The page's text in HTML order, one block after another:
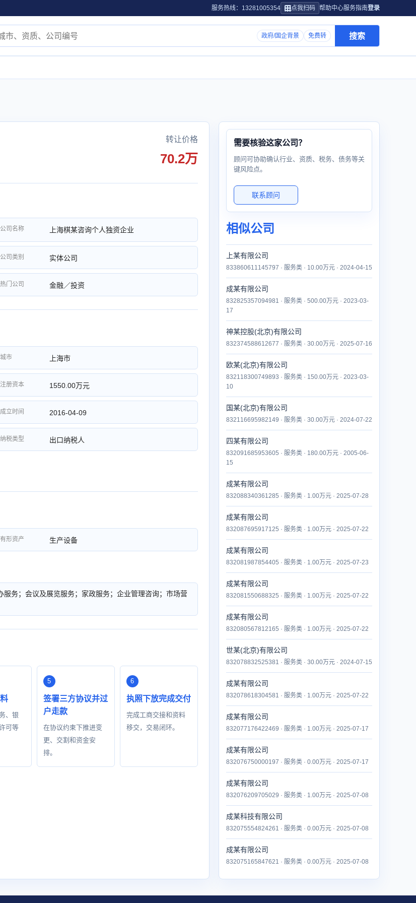
服务热线：13281005354 点我扫码 帮助中心服务指南登录
政府/国企背景 免费转 搜索
转让价格
70.2万
公司名称 上海棋某咨询个人独资企业
公司类别 实体公司
热门公司 金融／投资
城市 上海市
注册资本 1550.00万元
成立时间 2016-04-09
纳税类型 出口纳税人
有形资产 生产设备
务；会议及展览服务；家政服务；企业管理咨询；市场营
、银
可等
签署三方协议并过
户走款
在协议约束下推进变
更、交割和资金安
排。
执照下放完成交付
完成工商交接和资料
移交，交易闭环。
需要核验这家公司？
顾问可协助确认行业、资质、税务、债务等关
键风险点。
联系顾问
相似公司
上某有限公司
833860611145797 · 服务类 · 10.00万元 · 2024-04-15
成某有限公司
832825357094981 · 服务类 · 500.00万元 · 2023-03-
17
神某控股(北京)有限公司
832374588612677 · 服务类 · 30.00万元 · 2025-07-16
欧某(北京)有限公司
832118300749893 · 服务类 · 150.00万元 · 2023-03-
10
国某(北京)有限公司
832116695982149 · 服务类 · 30.00万元 · 2024-07-22
四某有限公司
832091685953605 · 服务类 · 180.00万元 · 2005-06-
15
成某有限公司
832088340361285 · 服务类 · 1.00万元 · 2025-07-28
成某有限公司
832087695917125 · 服务类 · 1.00万元 · 2025-07-22
成某有限公司
832081987854405 · 服务类 · 1.00万元 · 2025-07-23
成某有限公司
832081550688325 · 服务类 · 1.00万元 · 2025-07-22
成某有限公司
832080567812165 · 服务类 · 1.00万元 · 2025-07-22
世某(北京)有限公司
832078832525381 · 服务类 · 30.00万元 · 2024-07-15
成某有限公司
832078618304581 · 服务类 · 1.00万元 · 2025-07-22
成某有限公司
832077176422469 · 服务类 · 1.00万元 · 2025-07-17
成某有限公司
832076750000197 · 服务类 · 0.00万元 · 2025-07-17
成某有限公司
832076209705029 · 服务类 · 1.00万元 · 2025-07-08
成某科技有限公司
832075554824261 · 服务类 · 0.00万元 · 2025-07-08
成某有限公司
832075165847621 · 服务类 · 0.00万元 · 2025-07-08